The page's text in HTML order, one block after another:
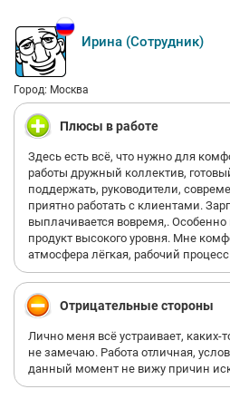
Ирина (Сотрудник)
Город: Москва
Плюсы в работе
Здесь есть всё, что нужно для
работы дружный коллектив,
поддержать, руководители,
приятно работать с клиентами.
выплачивается вовремя,. Особенно
продукт высокого уровня. Мне
атмосфера лёгкая, рабочий
Отрицательные стороны
Лично меня всё устраивает, каких-
не замечаю. Работа отличная,
данный момент не вижу причин